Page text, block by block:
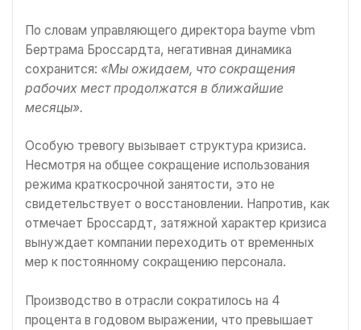
По словам управляющего директора bayme vbm
Бертрама Броссардта, негативная динамика
сохранится: «Мы ожидаем, что сокращения
рабочих мест продолжатся в ближайшие
месяцы».
Особую тревогу вызывает структура кризиса.
Несмотря на общее сокращение использования
режима краткосрочной занятости, это не
свидетельствует о восстановлении. Напротив, как
отмечает Броссардт, затяжной характер кризиса
вынуждает компании переходить от временных
мер к постоянному сокращению персонала.
Производство в отрасли сократилось на 4
процента в годовом выражении, что превышает